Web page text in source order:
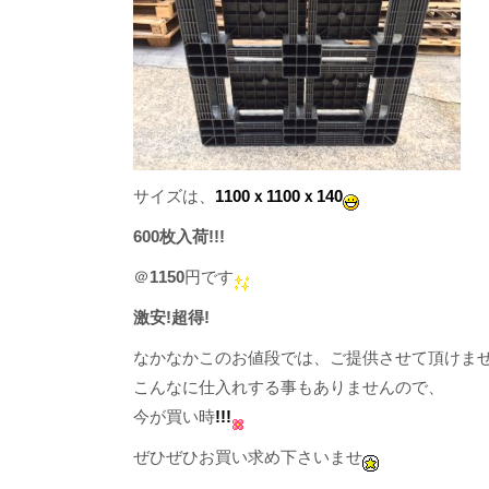
サイズは、 1100ｘ1100ｘ140
600枚入荷!!!
＠1150円です
激安!超得!
なかなかこのお値段では、ご提供させて頂けま
こんなに仕入れする事もありませんので、
今が買い時!!!
ぜひぜひお買い求め下さいませ